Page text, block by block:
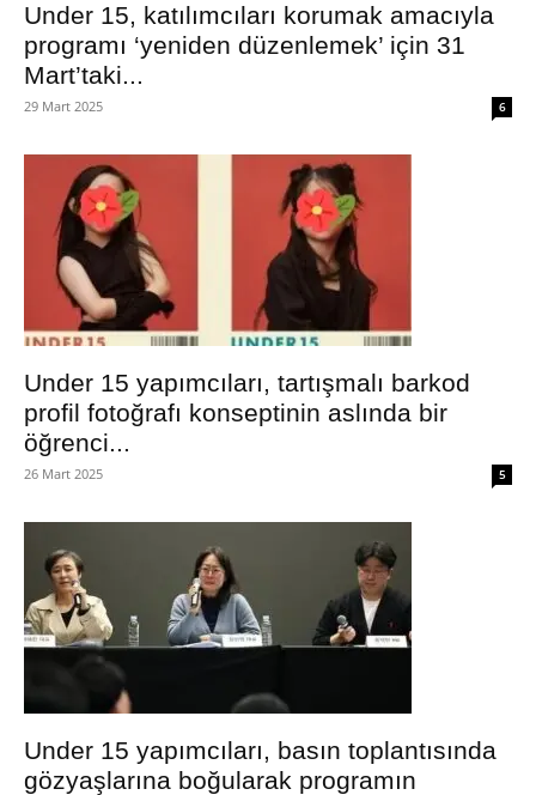
Under 15, katılımcıları korumak amacıyla
programı ‘yeniden düzenlemek’ için 31
Mart’taki...
29 Mart 2025 6
Under 15 yapımcıları, tartışmalı barkod
profil fotoğrafı konseptinin aslında bir
öğrenci...
26 Mart 2025 5
Under 15 yapımcıları, basın toplantısında
gözyaşlarına boğularak programın